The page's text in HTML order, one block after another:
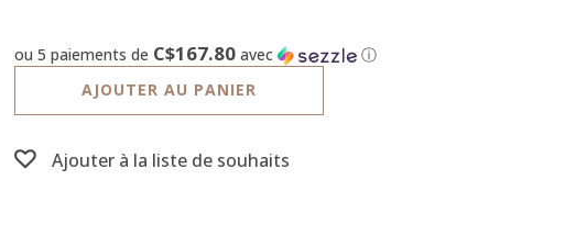
ou 5 paiements de C$167.80avec
ⓘ
AJOUTER AU PANIER
Ajouter à la liste de souhaits